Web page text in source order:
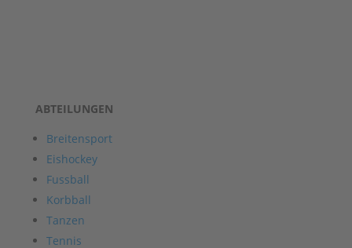
ABTEILUNGEN
Breitensport
Eishockey
Fussball
Korbball
Tanzen
Tennis